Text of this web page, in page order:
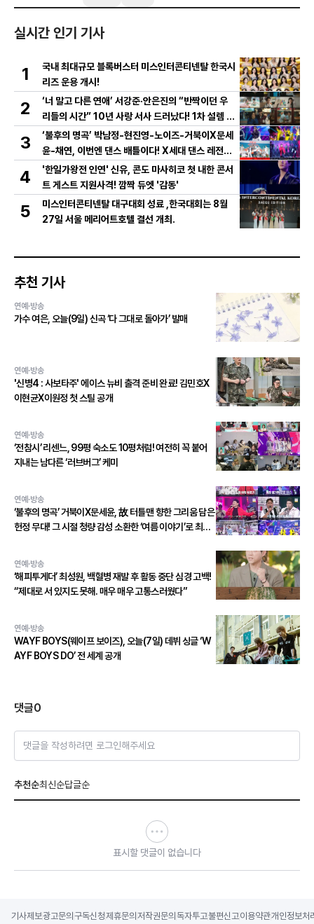
실시간 인기 기사
1
국내 최대규모 블록버스터 미스인터콘티넨탈 한국시
리즈 운용 개시!
2
‘너 말고 다른 연애’ 서강준·안은진의 “반짝이던 우
리들의 시간” 10년 사랑 서사 드러났다! 1차 설렘 티
저 영상 공개!
3
‘불후의 명곡’ 박남정-현진영-노이즈-거북이X문세
윤-채연, 이번엔 댄스 배틀이다! X세대 댄스 레전드
총출동! 댄스 본능 깨운다!
4
'한일가왕전 인연' 신유, 콘도 마사히코 첫 내한 콘서
트 게스트 지원사격! 깜짝 듀엣 '감동'
5
미스인터콘티넨탈 대구대회 성료 ,한국대회는 8월
27일 서울 메리어트호텔 결선 개최.
추천 기사
연예·방송
가수 여은, 오늘(9일) 신곡 ‘다 그대로 돌아가’ 발매
연예·방송
'신병4 : 사보타주' 에이스 뉴비 출격 준비 완료! 김민호X
이현균X이원정 첫 스틸 공개
연예·방송
‘전참시’ 리센느, 99평 숙소도 10평처럼! 여전히 꼭 붙어
지내는 남다른 ‘러브버그’ 케미
연예·방송
‘불후의 명곡’ 거북이X문세윤, 故 터틀맨 향한 그리움 담은
헌정 무대! 그 시절 청량 감성 소환한 ‘여름 이야기’로 최종
연예·방송
‘해피투게더’ 최성원, 백혈병 재발 후 활동 중단 심경 고백!
“제대로 서 있지도 못해. 매우 매우 고통스러웠다”
연예·방송
WAYF BOYS(웨이프 보이즈), 오늘(7일) 데뷔 싱글 ‘W
AYF BOYS DO’ 전 세계 공개
댓글0
댓글을 작성하려면 로그인해주세요
추천순최신순답글순
표시할 댓글이 없습니다
기사제보광고문의 구독신청제휴문의 저작권문의 독자투고불편신고이용약관개인정보처